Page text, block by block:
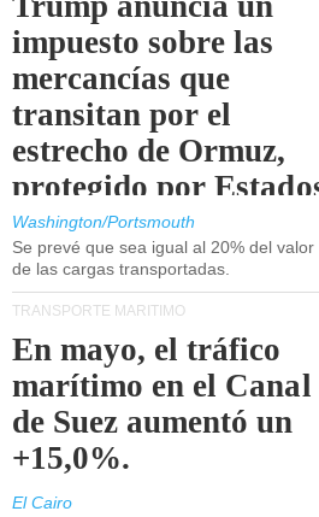
impuesto sobre las
mercancías que
transitan por el
estrecho de Ormuz,
protegido por
Unidos.
Washington/Portsmouth
Se prevé que sea igual al 20% del valor
de las cargas transportadas.
TRANSPORTE MARÍTIMO
En mayo, el tráfico
marítimo en el Canal
de Suez aumentó un
+15,0%.
El Cairo